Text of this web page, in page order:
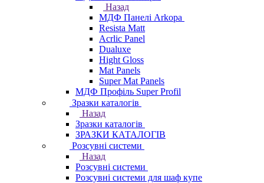
Назад
МДФ Панелі Arkopa
Resista Matt
Acrlic Panel
Dualuxe
Hight Gloss
Mat Panels
Super Mat Panels
МДФ Профіль Super Profil
Зразки каталогів
Назад
Зразки каталогів
ЗРАЗКИ КАТАЛОГІВ
Розсувні системи
Назад
Розсувні системи
Розсувні системи для шаф купе